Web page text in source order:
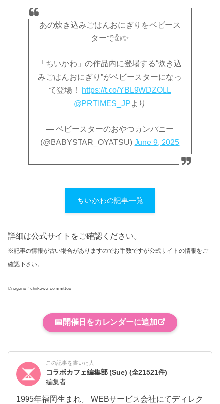
あの炊き込みごはんおにぎりをベビース
ターで👍✨
「ちいかわ」の作品内に登場する“炊き込
みごはんおにぎり”がベビースターになっ
て登場！ https://t.co/YBL9WDZOLL
@PRTIMES_JPより
— ベビースターのおやつカンパニー
(@BABYSTAR_OYATSU)June 9, 2025
ちいかわの記事一覧
詳細は公式サイトをご確認ください。
※記事の情報が古い場合がありますのでお手数ですが公式サイトの情報をご
確認下さい。
©︎nagano / chiikawa committee
📅 開催日をカレンダーに追加
この記事を書いた人
コラボカフェ編集部 (Sue)(全21521件)
編集者
1995年福岡生まれ。 WEBサービス会社にてディレク